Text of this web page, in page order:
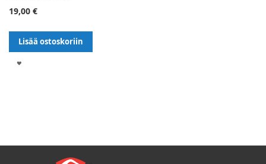
19,00 €
Lisää ostoskoriin